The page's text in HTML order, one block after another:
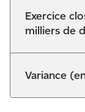
Exercice
milliers de
Variance